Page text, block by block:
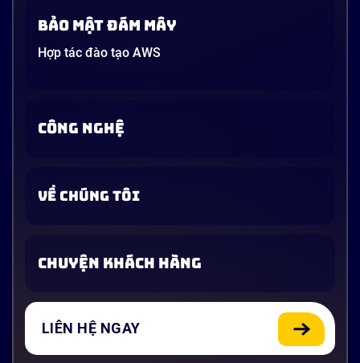
Bảo mật đám mây
Hợp tác đào tạo AWS
CÔNG NGHỆ
VỀ CHÚNG TÔI
CHUYỆN KHÁCH HÀNG
LIÊN HỆ NGAY